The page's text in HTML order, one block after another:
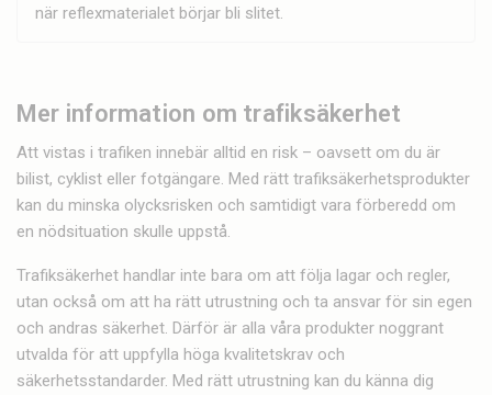
när reflexmaterialet börjar bli slitet.
Mer information om trafiksäkerhet
Att vistas i trafiken innebär alltid en risk – oavsett om du är
bilist, cyklist eller fotgängare. Med rätt trafiksäkerhetsprodukter
kan du minska olycksrisken och samtidigt vara förberedd om
en nödsituation skulle uppstå.
Trafiksäkerhet handlar inte bara om att följa lagar och regler,
utan också om att ha rätt utrustning och ta ansvar för sin egen
och andras säkerhet. Därför är alla våra produkter noggrant
utvalda för att uppfylla höga kvalitetskrav och
säkerhetsstandarder. Med rätt utrustning kan du känna dig